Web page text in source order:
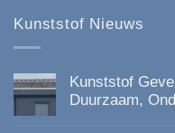
Kunststof Nieuws
Kunststof
Duurzaam,